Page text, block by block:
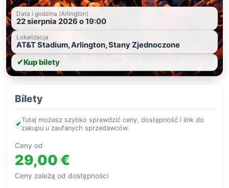
Data i godzina (Arlington)
22 sierpnia 2026 o 19:00
Lokalizacja
AT&T Stadium, Arlington, Stany Zjednoczone
✔Kup bilety
Bilety
✔
Tutaj możesz szybko sprawdzić ceny, dostępność i link do
zakupu u zaufanych sprzedawców.
Ceny od
29,00 €
Ceny zależą od dostępności